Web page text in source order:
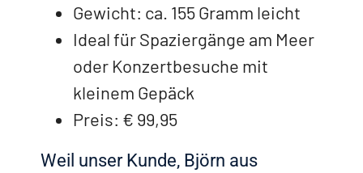
Weil unser Kunde, Björn aus
Gewicht: ca. 155 Gramm leicht
Ideal für Spaziergänge am Meer
oder Konzertbesuche mit
kleinem Gepäck
Preis: € 99,95